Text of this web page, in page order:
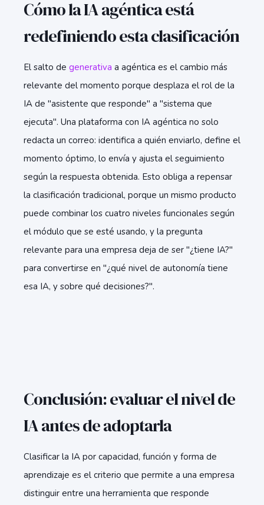
Cómo la IA agéntica está
redefiniendo esta clasificación
El salto de generativa a agéntica es el cambio más
relevante del momento porque desplaza el rol de la
IA de "asistente que responde" a "sistema que
ejecuta". Una plataforma con IA agéntica no solo
redacta un correo: identifica a quién enviarlo, define el
momento óptimo, lo envía y ajusta el seguimiento
según la respuesta obtenida. Esto obliga a repensar
la clasificación tradicional, porque un mismo producto
puede combinar los cuatro niveles funcionales según
el módulo que se esté usando, y la pregunta
relevante para una empresa deja de ser "¿tiene IA?"
para convertirse en "¿qué nivel de autonomía tiene
esa IA, y sobre qué decisiones?".
Conclusión: evaluar el nivel de
IA antes de adoptarla
Clasificar la IA por capacidad, función y forma de
aprendizaje es el criterio que permite a una empresa
distinguir entre una herramienta que responde